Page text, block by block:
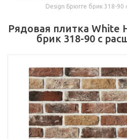
Design Брюгге брик 318-90
Рядовая плитка White
брик 318-90 с